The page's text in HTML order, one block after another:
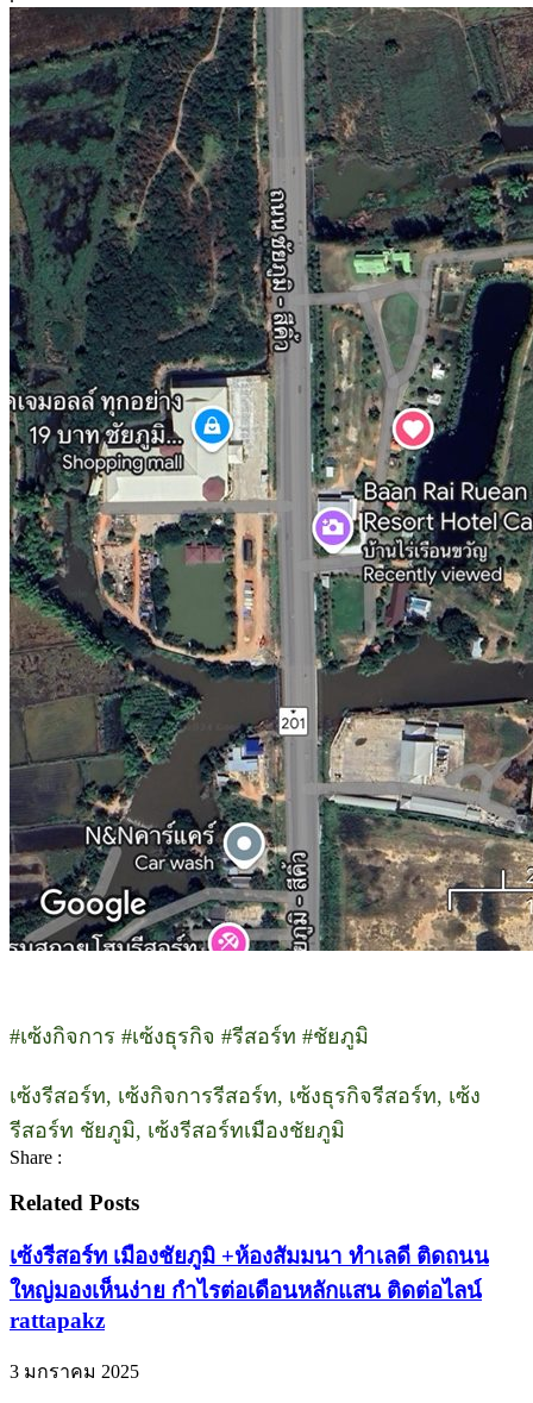
#เซ้งกิจการ #เซ้งธุรกิจ #รีสอร์ท #ชัยภูมิ
เซ้งรีสอร์ท, เซ้งกิจการรีสอร์ท, เซ้งธุรกิจรีสอร์ท, เซ้ง
รีสอร์ท ชัยภูมิ, เซ้งรีสอร์ทเมืองชัยภูมิ
Share :
Related Posts
เซ้งรีสอร์ท เมืองชัยภูมิ +ห้องสัมมนา ทำเลดี ติดถนน
ใหญ่มองเห็นง่าย กำไรต่อเดือนหลักแสน ติดต่อไลน์
rattapakz
3 มกราคม 2025